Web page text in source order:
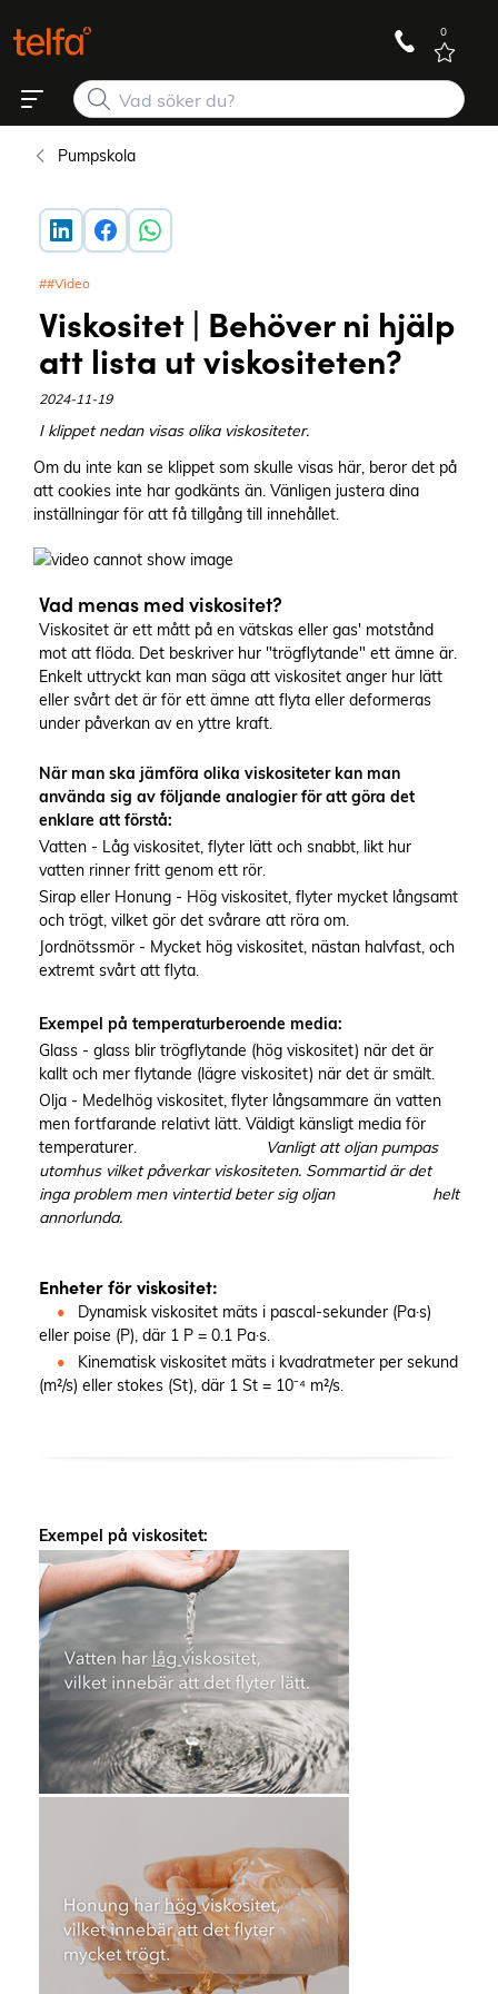
0
Pumpskola
##Video
Viskositet | Behöver ni hjälp
att lista ut viskositeten?
2024-11-19
I klippet nedan visas olika viskositeter.
Om du inte kan se klippet som skulle visas här, beror det på
att cookies inte har godkänts än. Vänligen justera dina
inställningar för att få tillgång till innehållet.
Vad menas med viskositet?
Viskositet är ett mått på en vätskas eller gas' motstånd
mot att flöda. Det beskriver hur "trögflytande" ett ämne är.
Enkelt uttryckt kan man säga att viskositet anger hur lätt
eller svårt det är för ett ämne att flyta eller deformeras
under påverkan av en yttre kraft.
När man ska jämföra olika viskositeter kan man
använda sig av följande analogier för att göra det
enklare att förstå:
Vatten - Låg viskositet, flyter lätt och snabbt, likt hur
vatten rinner fritt genom ett rör.
Sirap eller Honung - Hög viskositet, flyter mycket långsamt
och trögt, vilket gör det svårare att röra om.
Jordnötssmör - Mycket hög viskositet, nästan halvfast, och
extremt svårt att flyta.
Exempel på temperaturberoende media:
Glass - glass blir trögflytande (hög viskositet) när det är
kallt och mer flytande (lägre viskositet) när det är smält.
Olja - Medelhög viskositet, flyter långsammare än vatten
men fortfarande relativt lätt. Väldigt känsligt media för
temperaturer.
Vanligt att oljan pumpas
utomhus vilket påverkar viskositeten. Sommartid är det
inga problem men vintertid beter sig oljan helt
annorlunda.
Enheter för viskositet:
• Dynamisk viskositet mäts i pascal-sekunder (Pa·s)
eller poise (P), där 1 P = 0.1 Pa·s.
• Kinematisk viskositet mäts i kvadratmeter per sekund
(m²/s) eller stokes (St), där 1 St = 10⁻⁴ m²/s.
Exempel på viskositet: